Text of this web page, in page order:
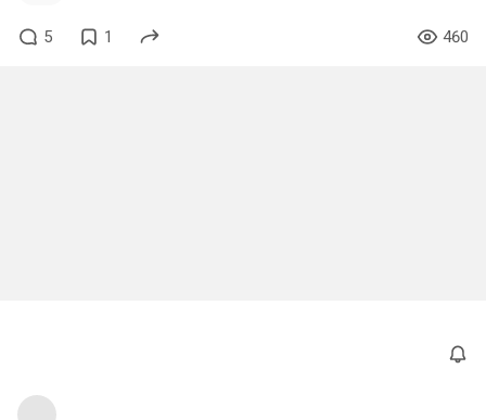
5 1 460